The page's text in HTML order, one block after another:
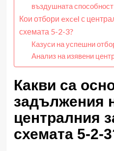
въздушната способност
Кои отбори excel с
схемата 5-2-3?
Казуси на успешни
Анализ на изявени
Какви са
задължения
централния
схемата 5-2-